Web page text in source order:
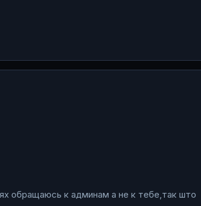
обращаюсь к админам а не к тебе,так што